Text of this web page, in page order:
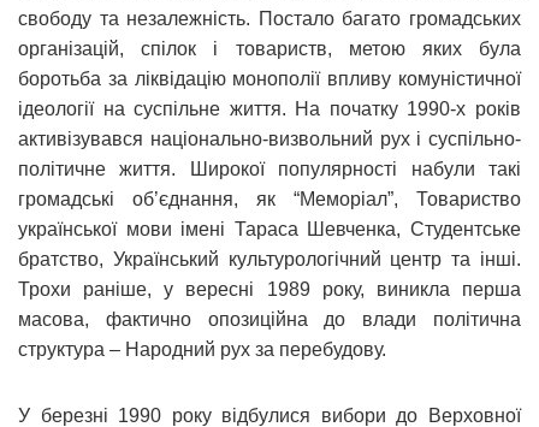
свободу та незалежність. Постало багато громадських
організацій, спілок і товариств, метою яких була
боротьба за ліквідацію монополії впливу комуністичної
ідеології на суспільне життя. На початку 1990-х років
активізувався національно-визвольний рух і суспільно-
політичне життя. Широкої популярності набули такі
громадські об’єднання, як “Меморіал”, Товариство
української мови iмені Тараса Шевченка, Студентське
братство, Український культурологічний центр та iнші.
Трохи раніше, у вересні 1989 року, виникла перша
масова, фактично опозиційна до влади політична
структура – Народний рух за перебудову.
У березні 1990 року відбулися вибори до Верховної